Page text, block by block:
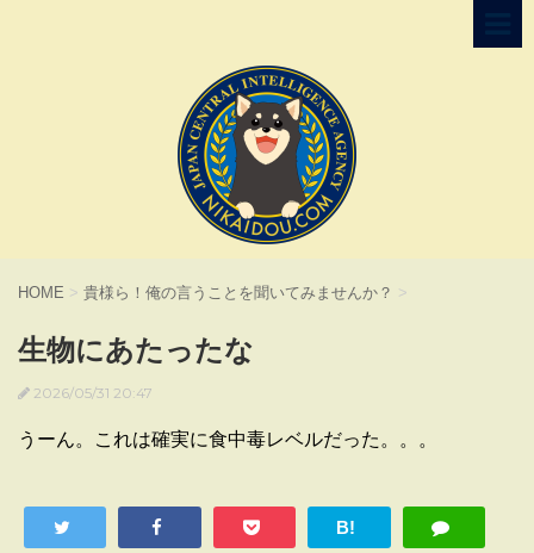
HOME > 貴様ら！俺の言うことを聞いてみませんか？ >
生物にあたったな
2026/05/31 20:47
うーん。これは確実に食中毒レベルだった。。。
B!